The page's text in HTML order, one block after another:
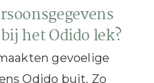
het Odido lek?
gevoelige
Odido buit. Zo